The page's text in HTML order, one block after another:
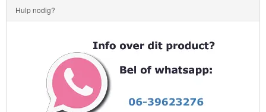
Superman
Turtles
Hulp nodig?